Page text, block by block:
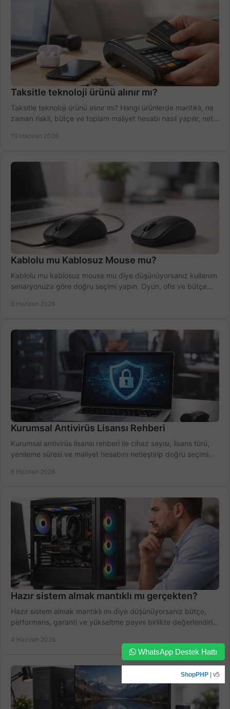
Taksitle teknoloji ürünü alınır mı?
Taksitle teknoloji ürünü alınır mı? Hangi ürünlerde mantıklı, ne
zaman riskli, bütçe ve toplam maliyet hesabı nasıl yapılır, net
10 Haziran 2026
Kablolu mu Kablosuz Mouse mu?
Kablolu mu kablosuz mouse mu diye düşünüyorsanız kullanım
senaryonuza göre doğru seçimi yapın. Oyun, ofis ve bütçe
8 Haziran 2026
Kurumsal Antivirüs Lisansı Rehberi
Kurumsal antivirüs lisansı rehberi ile cihaz sayısı, lisans türü,
yenileme süresi ve maliyet hesabını netleştirip doğru seçimi
6 Haziran 2026
Hazır sistem almak mantıklı mı gerçekten?
Hazır sistem almak mantıklı mı diye düşünüyorsanız bütçe,
performans, garanti ve yükseltme payını birlikte değerlendirin,
4 Haziran 2026
WhatsApp Destek Hattı
ShopPHP | v5